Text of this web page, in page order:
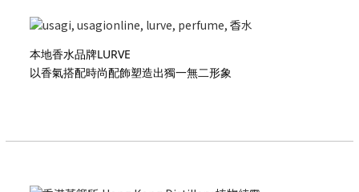
本地香水品牌LURVE
以香氣搭配時尚配飾塑造出獨一無二形象